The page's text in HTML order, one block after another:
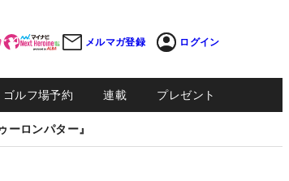
メルマガ登録 ログイン
ゴルフ場予約 連載 プレゼント
ロンパター』